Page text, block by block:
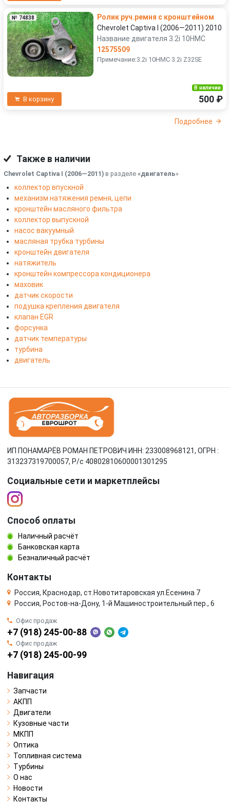
№ 74838
Ролик руч.ремня с кронштейном
Chevrolet Captiva I (2006—2011) 2010
Название двигателя 3.2i 10HMC
12575509
Примечание:3.2i 10HMC 3.2i Z32SE
В корзину
В наличии
500 ₽
Подробнее
Также в наличии
Chevrolet Captiva I (2006—2011) в разделе «двигатель»
коллектор впускной
механизм натяжения ремня, цепи
кронштейн масляного фильтра
коллектор выпускной
насос вакуумный
масляная трубка турбины
кронштейн двигателя
натяжитель
кронштейн компрессора кондиционера
маховик
датчик скорости
подушка крепления двигателя
клапан EGR
форсунка
датчик температуры
турбина
двигатель
ИП ПОНАМАРЁВ РОМАН ПЕТРОВИЧ ИНН: 233008968121, ОГРН :
313237319700057, Р/c 40802810600001301295
Социальные сети и маркетплейсы
Способ оплаты
Наличный расчёт
Банковская карта
Безналичный расчёт
Контакты
Россия, Краснодар, ст.Новотитаровская ул.Есенина 7
Россия, Ростов-на-Дону, 1-й Машиностроительный пер., 6
Офис продаж
+7 (918) 245-00-88
Офис продаж
+7 (918) 245-00-99
Навигация
Запчасти
АКПП
Двигатели
Кузовные части
МКПП
Оптика
Топливная система
Турбины
О нас
Новости
Контакты